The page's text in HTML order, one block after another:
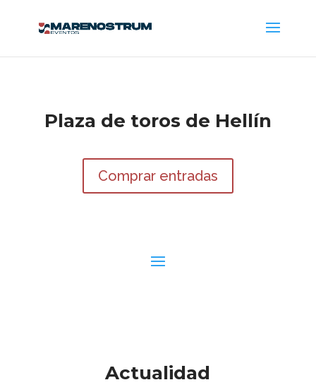
Plaza de toros de Hellín
Comprar entradas
Actualidad